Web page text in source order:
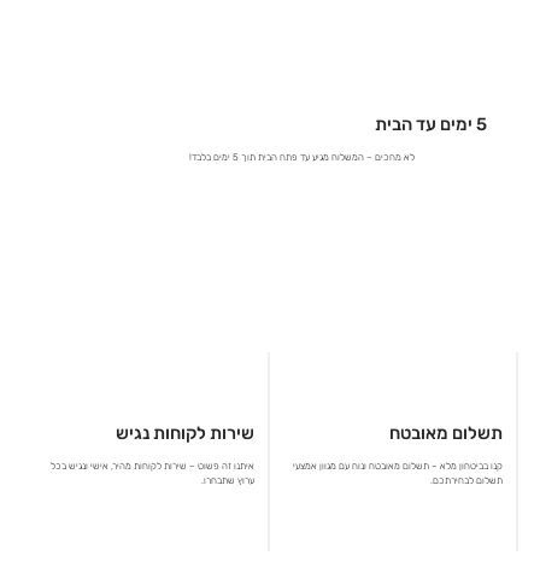
שירות לקוחות נגיש
איתנו זה פשוט – שירות לקוחות מהיר, אישי ונגיש בכל
ערוץ שתבחרו.
5 ימים עד הבית
לא מחכים – המשלוח מגיע עד פתח הבית תוך 5 ימים בלבד!
תשלום מאובטח
קנו בביטחון מלא – תשלום מאובטח ונוח עם מגוון אמצעי
תשלום לבחירתכם.